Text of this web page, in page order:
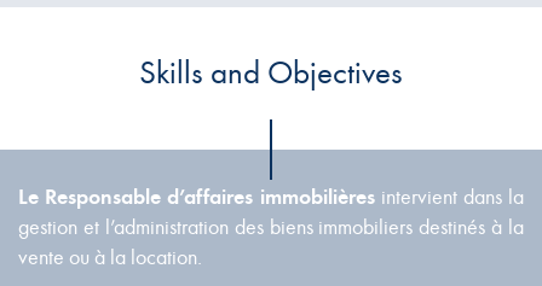
Skills and Objectives
Le Responsable d’affaires immobilières intervient dans la
gestion et l’administration des biens immobiliers destinés à la
vente ou à la location.